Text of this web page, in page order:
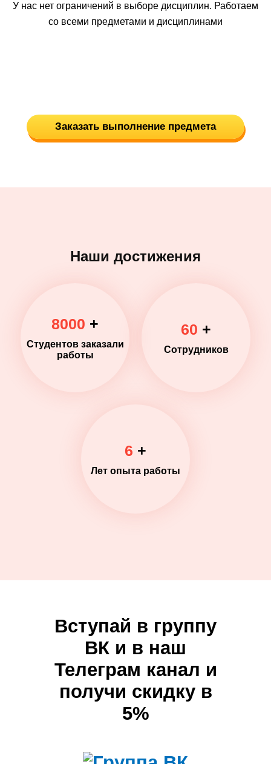
У нас нет ограничений в выборе дисциплин. Работаем
со всеми предметами и дисциплинами
Заказать выполнение предмета
Наши достижения
8000 +
Студентов заказали
работы
60 +
Сотрудников
6 +
Лет опыта работы
Вступай в группу
ВК и в наш
Телеграм канал и
получи скидку в
5%